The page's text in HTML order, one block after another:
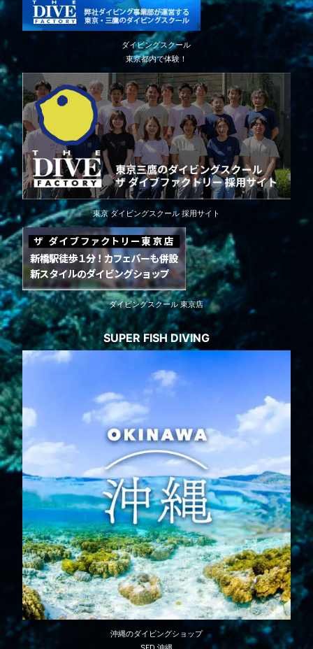
ダイビングスクール
東京都内で体験！
東京 ダイビングスクール 採用サイト
ダイビングスクール 東京店
SUPER FISH DIVING
沖縄のダイビングショップ